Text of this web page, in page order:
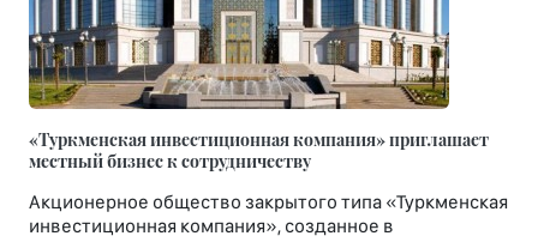
«Туркменская инвестиционная компания» приглашает
местный бизнес к сотрудничеству
Акционерное общество закрытого типа «Туркменская
инвестиционная компания», созданное в